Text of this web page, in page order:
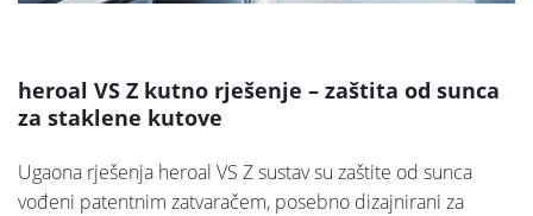
heroal VS Z kutno rješenje – zaštita od sunca
za staklene kutove
Ugaona rješenja heroal VS Z sustav su zaštite od sunca
vođeni patentnim zatvaračem, posebno dizajnirani za